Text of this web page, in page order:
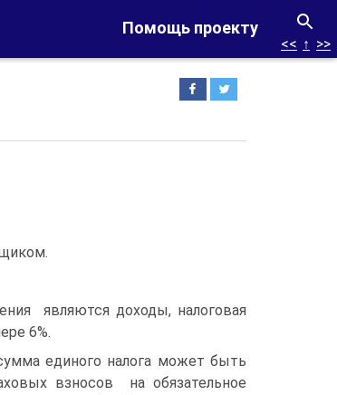
Помощь проекту
<< ↑ >>
являются доходы, налоговая
6%.
налога может быть
взносов на обязательное